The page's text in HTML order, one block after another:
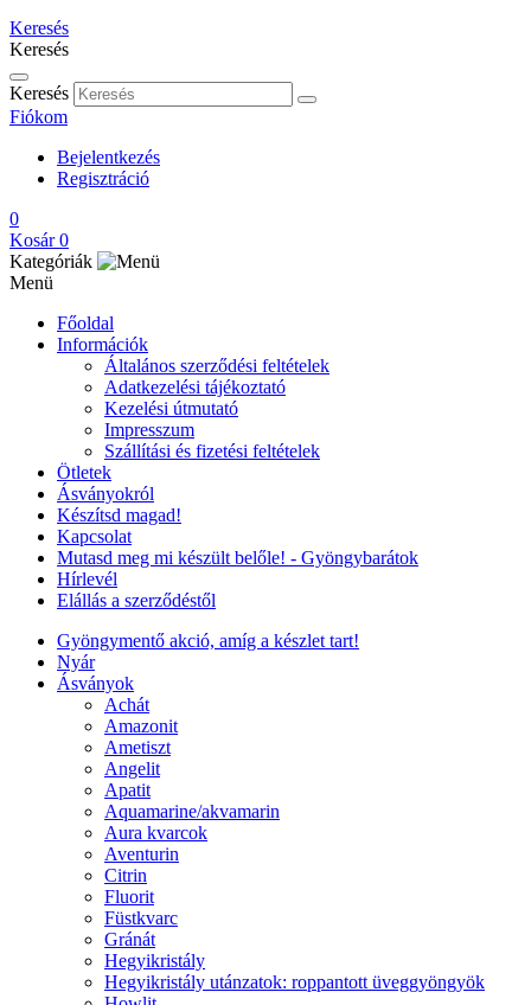
Keresés
Keresés
Keresés
Fiókom
Bejelentkezés
Regisztráció
0
Kosár 0
Kategóriák
Menü
Főoldal
Információk
Általános szerződési feltételek
Adatkezelési tájékoztató
Kezelési útmutató
Impresszum
Szállítási és fizetési feltételek
Ötletek
Ásványokról
Készítsd magad!
Kapcsolat
Mutasd meg mi készült belőle! - Gyöngybarátok
Hírlevél
Elállás a szerződéstől
Gyöngymentő akció, amíg a készlet tart!
Nyár
Ásványok
Achát
Amazonit
Ametiszt
Angelit
Apatit
Aquamarine/akvamarin
Aura kvarcok
Aventurin
Citrin
Fluorit
Füstkvarc
Gránát
Hegyikristály
Hegyikristály utánzatok: roppantott üveggyöngyök